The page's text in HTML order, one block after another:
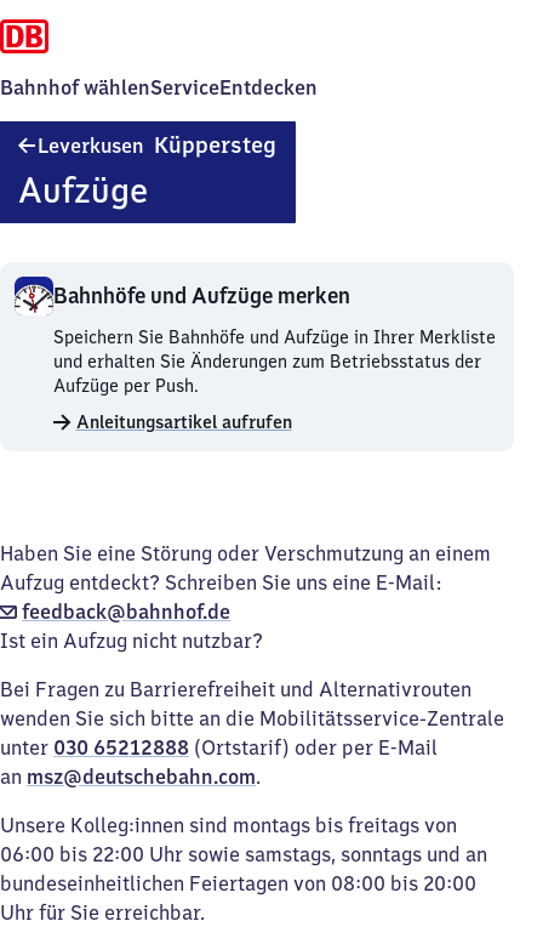
Bahnhof wählenServiceEntdecken
Leverkusen Küppersteg
Aufzüge
Bahnhöfe und Aufzüge merken
Bahnhöfe
und
Aufzüge
merken.
Speichern Sie Bahnhöfe und Aufzüge in Ihrer Merkliste
und erhalten Sie Änderungen zum Betriebsstatus der
Aufzüge per Push.
Anleitungsartikel aufrufen
Haben Sie eine Störung oder Verschmutzung an einem
Aufzug entdeckt? Schreiben Sie uns eine E-Mail:
feedback@bahnhof.de
Ist ein Aufzug nicht nutzbar?
Bei Fragen zu Barrierefreiheit und Alternativrouten
wenden Sie sich bitte an die Mobilitätsservice-Zentrale
unter 030 65212888 (Ortstarif) oder per E-Mail
an msz@deutschebahn.com.
Unsere Kolleg:innen sind montags bis freitags von
06:00 bis 22:00 Uhr sowie samstags, sonntags und an
bundeseinheitlichen Feiertagen von 08:00 bis 20:00
Uhr für Sie erreichbar.